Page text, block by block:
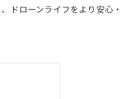
ドローンライフをより安心